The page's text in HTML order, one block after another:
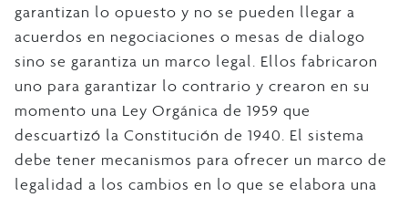
garantizan lo opuesto y no se pueden llegar a
acuerdos en negociaciones o mesas de dialogo
sino se garantiza un marco legal. Ellos fabricaron
uno para garantizar lo contrario y crearon en su
momento una Ley Orgánica de 1959 que
descuartizó la Constitución de 1940. El sistema
debe tener mecanismos para ofrecer un marco de
legalidad a los cambios en lo que se elabora una